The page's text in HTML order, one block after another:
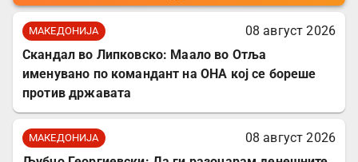
МАКЕДОНИЈА
08 август 2026
Скандал во Липковско: Маало во Отља
именувано по командант на ОНА кој се бореше
против државата
МАКЕДОНИЈА
08 август 2026